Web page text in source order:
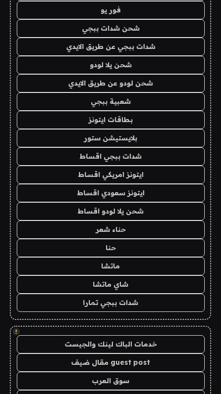
فور يو
شحن شدات ببجي
شدات ببجي عن طريق الايدي
شحن يلا لودو
شحن لودو عن طريق الايدي
شعبية ببجي
بطاقات ايتونز
بلايستيشن ستور
شدات ببجي اقساط
ايتونز امريكي اقساط
ايتونز سعودي اقساط
شحن يلا لودو اقساط
حناء شعر
حنا
ماتشا
شاي ماتشا
شدات ببجي تمارا
!
خدمات الباك لينك والجيست
guest post مقال ضيف
سوق العرب